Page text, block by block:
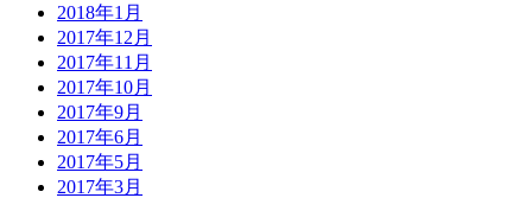
2018年1月
2017年12月
2017年11月
2017年10月
2017年9月
2017年6月
2017年5月
2017年3月